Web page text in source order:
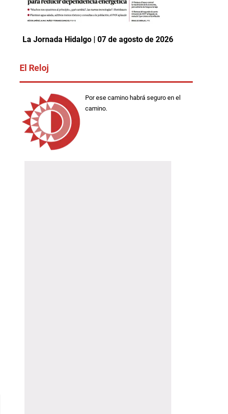
La Jornada Hidalgo | 07 de agosto de 2026
El Reloj
Por ese camino habrá seguro en el
camino.